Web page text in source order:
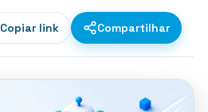
Copiar link Compartilhar